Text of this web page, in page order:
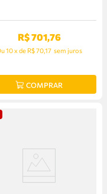
R$701,76
10xde R$ 70,17 sem juros
COMPRAR